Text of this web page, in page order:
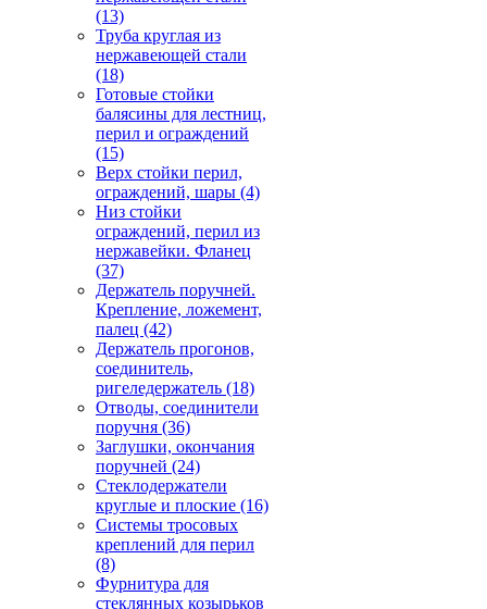
(13)
Труба круглая из
нержавеющей стали
(18)
Готовые стойки
балясины для лестниц,
перил и ограждений
(15)
Верх стойки перил,
ограждений, шары (4)
Низ стойки
ограждений, перил из
нержавейки. Фланец
(37)
Держатель поручней.
Крепление, ложемент,
палец (42)
Держатель прогонов,
соединитель,
ригеледержатель (18)
Отводы, соединители
поручня (36)
Заглушки, окончания
поручней (24)
Стеклодержатели
круглые и плоские (16)
Системы тросовых
креплений для перил
(8)
Фурнитура для
стеклянных козырьков